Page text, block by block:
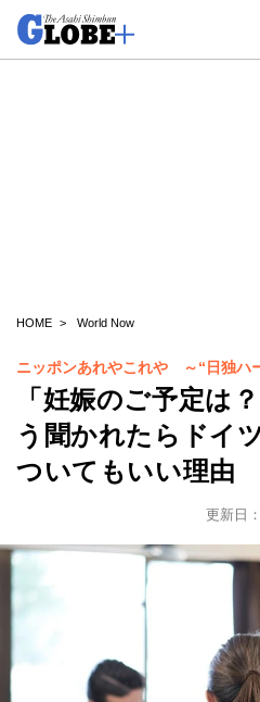
HOME World Now
ニッポンあれやこれや ～“日独ハ
「妊娠のご予定は
う聞かれたらドイ
ついてもいい理由
更新日：